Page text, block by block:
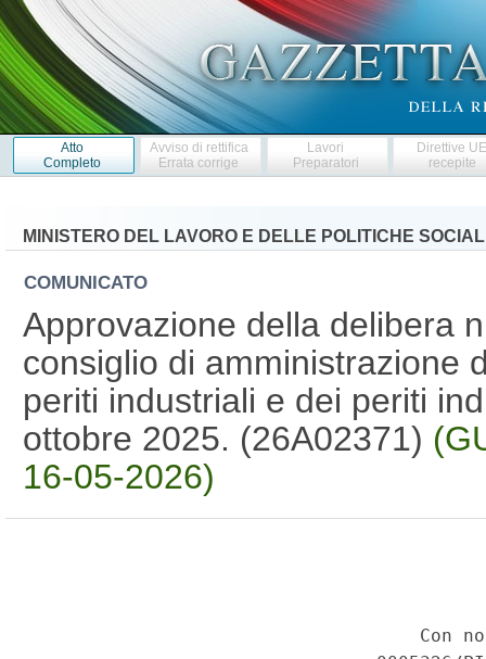
Atto
Completo
Avviso di rettifica
Errata corrige
Lavori
Preparatori
Direttive
recepite
MINISTERO DEL LAVORO E DELLE POLITICHE
COMUNICATO
Approvazione della delibera
consiglio di amministrazione
periti industriali e dei periti
ottobre 2025. (26A02371)
16-05-2026)